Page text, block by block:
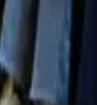
bırakıldığını
Şerif Camcı
sonuçlarını
yapılan
bırakıldığını